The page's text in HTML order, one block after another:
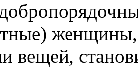
женщины,
вещей,